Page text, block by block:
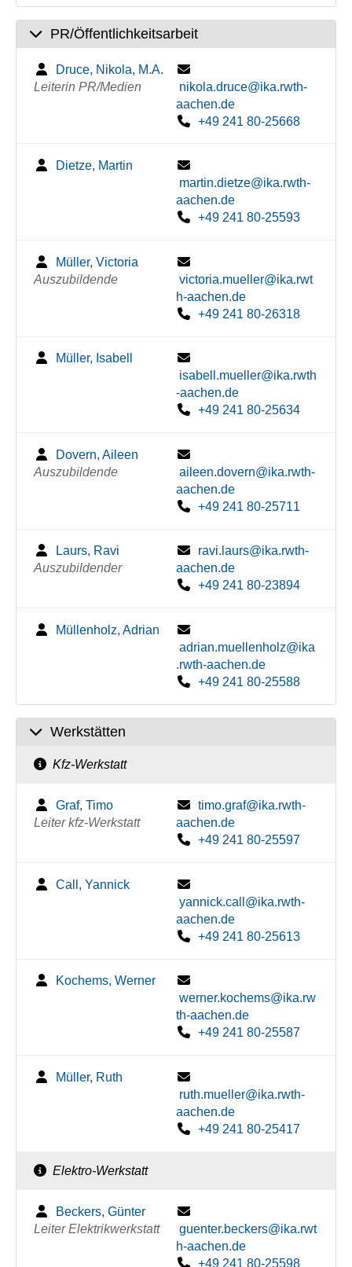
PR/Öffentlichkeitsarbeit
Druce, Nikola, M.A.
Leiterin PR/Medien
nikola.druce@ika.rwth-
aachen.de
+49 241 80-25668
Dietze, Martin
martin.dietze@ika.rwth-
aachen.de
+49 241 80-25593
Müller, Victoria
Auszubildende
victoria.mueller@ika.rwt
h-aachen.de
+49 241 80-26318
Müller, Isabell
isabell.mueller@ika.rwth
-aachen.de
+49 241 80-25634
Dovern, Aileen
Auszubildende
aileen.dovern@ika.rwth-
aachen.de
+49 241 80-25711
Laurs, Ravi
Auszubildender
ravi.laurs@ika.rwth-
aachen.de
+49 241 80-23894
Müllenholz, Adrian
adrian.muellenholz@ika
.rwth-aachen.de
+49 241 80-25588
Werkstätten
Kfz-Werkstatt
Graf, Timo
Leiter kfz-Werkstatt
timo.graf@ika.rwth-
aachen.de
+49 241 80-25597
Call, Yannick
yannick.call@ika.rwth-
aachen.de
+49 241 80-25613
Kochems, Werner
werner.kochems@ika.rw
th-aachen.de
+49 241 80-25587
Müller, Ruth
ruth.mueller@ika.rwth-
aachen.de
+49 241 80-25417
Elektro-Werkstatt
Beckers, Günter
Leiter Elektrikwerkstatt
guenter.beckers@ika.rwt
h-aachen.de
+49 241 80-25598